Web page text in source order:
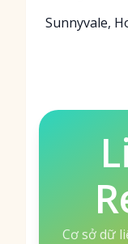
Sunnyvale,
Cơ sở dữ